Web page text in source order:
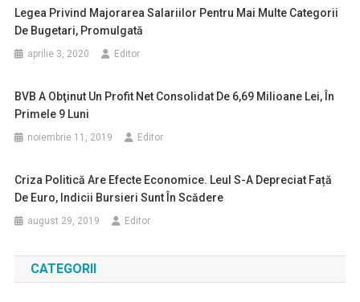
Legea Privind Majorarea Salariilor Pentru Mai Multe Categorii
De Bugetari, Promulgată
aprilie 3, 2020 Editor
BVB A Obţinut Un Profit Net Consolidat De 6,69 Milioane Lei, În
Primele 9 Luni
noiembrie 11, 2019 Editor
Criza Politică Are Efecte Economice. Leul S-A Depreciat Față
De Euro, Indicii Bursieri Sunt În Scădere
august 29, 2019 Editor
CATEGORII